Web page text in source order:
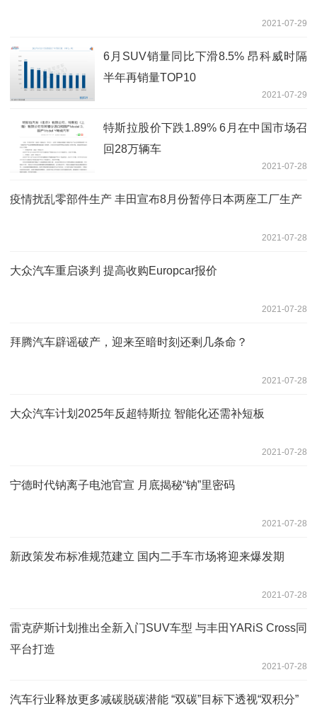
2021-07-29
6月SUV销量同比下滑8.5% 昂科威时隔
半年再销量TOP10
2021-07-29
特斯拉股价下跌1.89% 6月在中国市场召
回28万辆车
2021-07-28
疫情扰乱零部件生产 丰田宣布8月份暂停日本两座工厂生产
2021-07-28
大众汽车重启谈判 提高收购Europcar报价
2021-07-28
拜腾汽车辟谣破产，迎来至暗时刻还剩几条命？
2021-07-28
大众汽车计划2025年反超特斯拉 智能化还需补短板
2021-07-28
宁德时代钠离子电池官宣 月底揭秘“钠”里密码
2021-07-28
新政策发布标准规范建立 国内二手车市场将迎来爆发期
2021-07-28
雷克萨斯计划推出全新入门SUV车型 与丰田YARiS Cross同
平台打造
2021-07-28
汽车行业释放更多减碳脱碳潜能 “双碳”目标下透视“双积分”